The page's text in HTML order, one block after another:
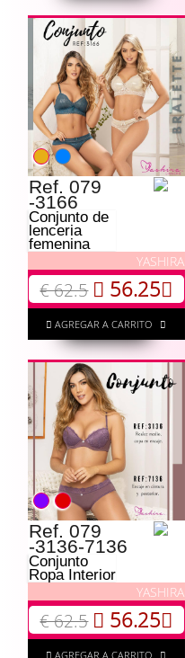
Ref. 079
-3166
Conjunto de
lenceria
femenina
YASHIRA
€ 62.5 56.25
AGREGAR A CARRITO
Ref. 079
-3136-7136
Conjunto
Ropa Interior
YASHIRA
€ 62.5 56.25
AGREGAR A CARRITO